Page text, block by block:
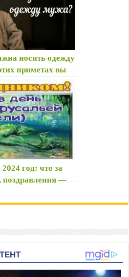
носить одежду
приметах вы
год: что за
поздравления —
Святому Духу